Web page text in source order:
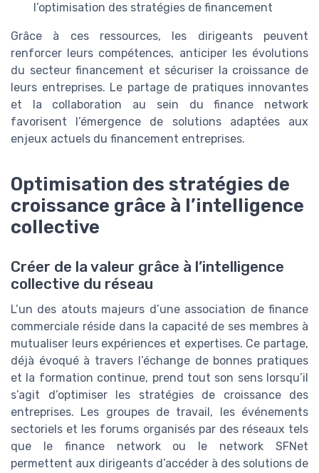
l’optimisation des stratégies de financement
Grâce à ces ressources, les dirigeants peuvent
renforcer leurs compétences, anticiper les évolutions
du secteur financement et sécuriser la croissance de
leurs entreprises. Le partage de pratiques innovantes
et la collaboration au sein du finance network
favorisent l’émergence de solutions adaptées aux
enjeux actuels du financement entreprises.
Optimisation des stratégies de
croissance grâce à l’intelligence
collective
Créer de la valeur grâce à l’intelligence
collective du réseau
L’un des atouts majeurs d’une association de finance
commerciale réside dans la capacité de ses membres à
mutualiser leurs expériences et expertises. Ce partage,
déjà évoqué à travers l’échange de bonnes pratiques
et la formation continue, prend tout son sens lorsqu’il
s’agit d’optimiser les stratégies de croissance des
entreprises. Les groupes de travail, les événements
sectoriels et les forums organisés par des réseaux tels
que le finance network ou le network SFNet
permettent aux dirigeants d’accéder à des solutions de